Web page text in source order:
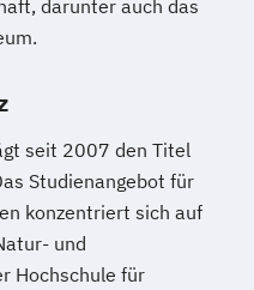
darunter auch das
seit 2007 den Titel
Studienangebot für
konzentriert sich auf
und
Hochschule für